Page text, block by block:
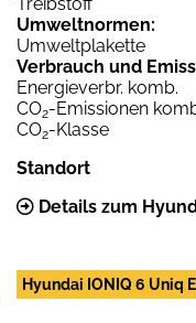
Umweltnormen:
Umweltplakette
Verbrauch und
Energieverbr. komb.
CO2-Emissionen
CO2-Klasse
Standort
Details zum
Hyundai IONIQ 6 Uniq